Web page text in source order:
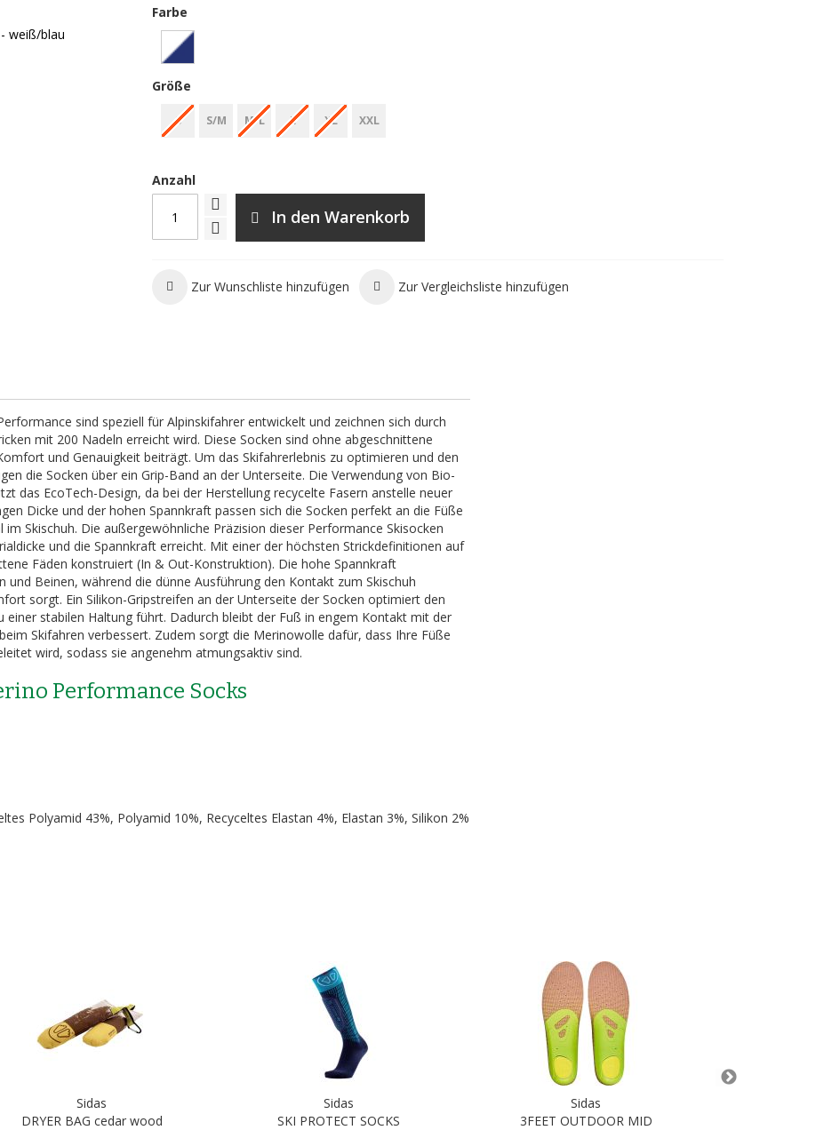
weiß/blau
Farbe
Größe
S S/M M/L L XL XXL
Anzahl
In den Warenkorb
Zur Wunschliste hinzufügen Zur Vergleichsliste hinzufügen
sind speziell für Alpinskifahrer entwickelt und zeichnen sich durch
mit 200 Nadeln erreicht wird. Diese Socken sind ohne abgeschnittene
und Genauigkeit beiträgt. Um das Skifahrerlebnis zu optimieren und den
die Socken über ein Grip-Band an der Unterseite. Die Verwendung von Bio-
das EcoTech-Design, da bei der Herstellung recycelte Fasern anstelle neuer
Dicke und der hohen Spannkraft passen sich die Socken perfekt an die Füße
Skischuh. Die außergewöhnliche Präzision dieser Performance Skisocken
und die Spannkraft erreicht. Mit einer der höchsten Strickdefinitionen auf
Fäden konstruiert (In & Out-Konstruktion). Die hohe Spannkraft
Beinen, während die dünne Ausführung den Kontakt zum Skischuh
sorgt. Ein Silikon-Gripstreifen an der Unterseite der Socken optimiert den
einer stabilen Haltung führt. Dadurch bleibt der Fuß in engem Kontakt mit der
Skifahren verbessert. Zudem sorgt die Merinowolle dafür, dass Ihre Füße
wird, sodass sie angenehm atmungsaktiv sind.
Performance Socks
Polyamid 43%, Polyamid 10%, Recyceltes Elastan 4%, Elastan 3%, Silikon 2%
Sidas
DRYER BAG cedar wood
Sidas
SKI PROTECT SOCKS
Sidas
3FEET OUTDOOR MID